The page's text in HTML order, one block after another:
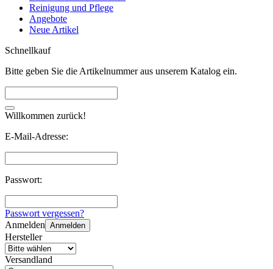
Reinigung und Pflege
Angebote
Neue Artikel
Schnellkauf
Bitte geben Sie die Artikelnummer aus unserem Katalog ein.
Willkommen zurück!
E-Mail-Adresse:
Passwort:
Passwort vergessen?
Anmelden Anmelden
Hersteller
Versandland